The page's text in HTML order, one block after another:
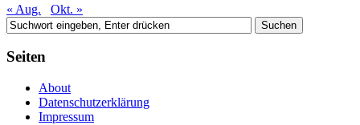
« Aug.
Okt. »
Seiten
About
Datenschutzerklärung
Impressum